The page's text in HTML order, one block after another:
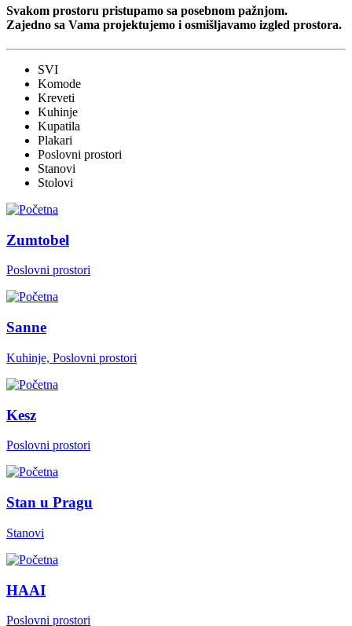
Svakom prostoru pristupamo sa posebnom pažnjom.
Zajedno sa Vama projektujemo i osmišljavamo izgled prostora.
SVI
Komode
Kreveti
Kuhinje
Kupatila
Plakari
Poslovni prostori
Stanovi
Stolovi
Zumtobel
Poslovni prostori
Sanne
Kuhinje, Poslovni prostori
Kesz
Poslovni prostori
Stan u Pragu
Stanovi
HAAI
Poslovni prostori